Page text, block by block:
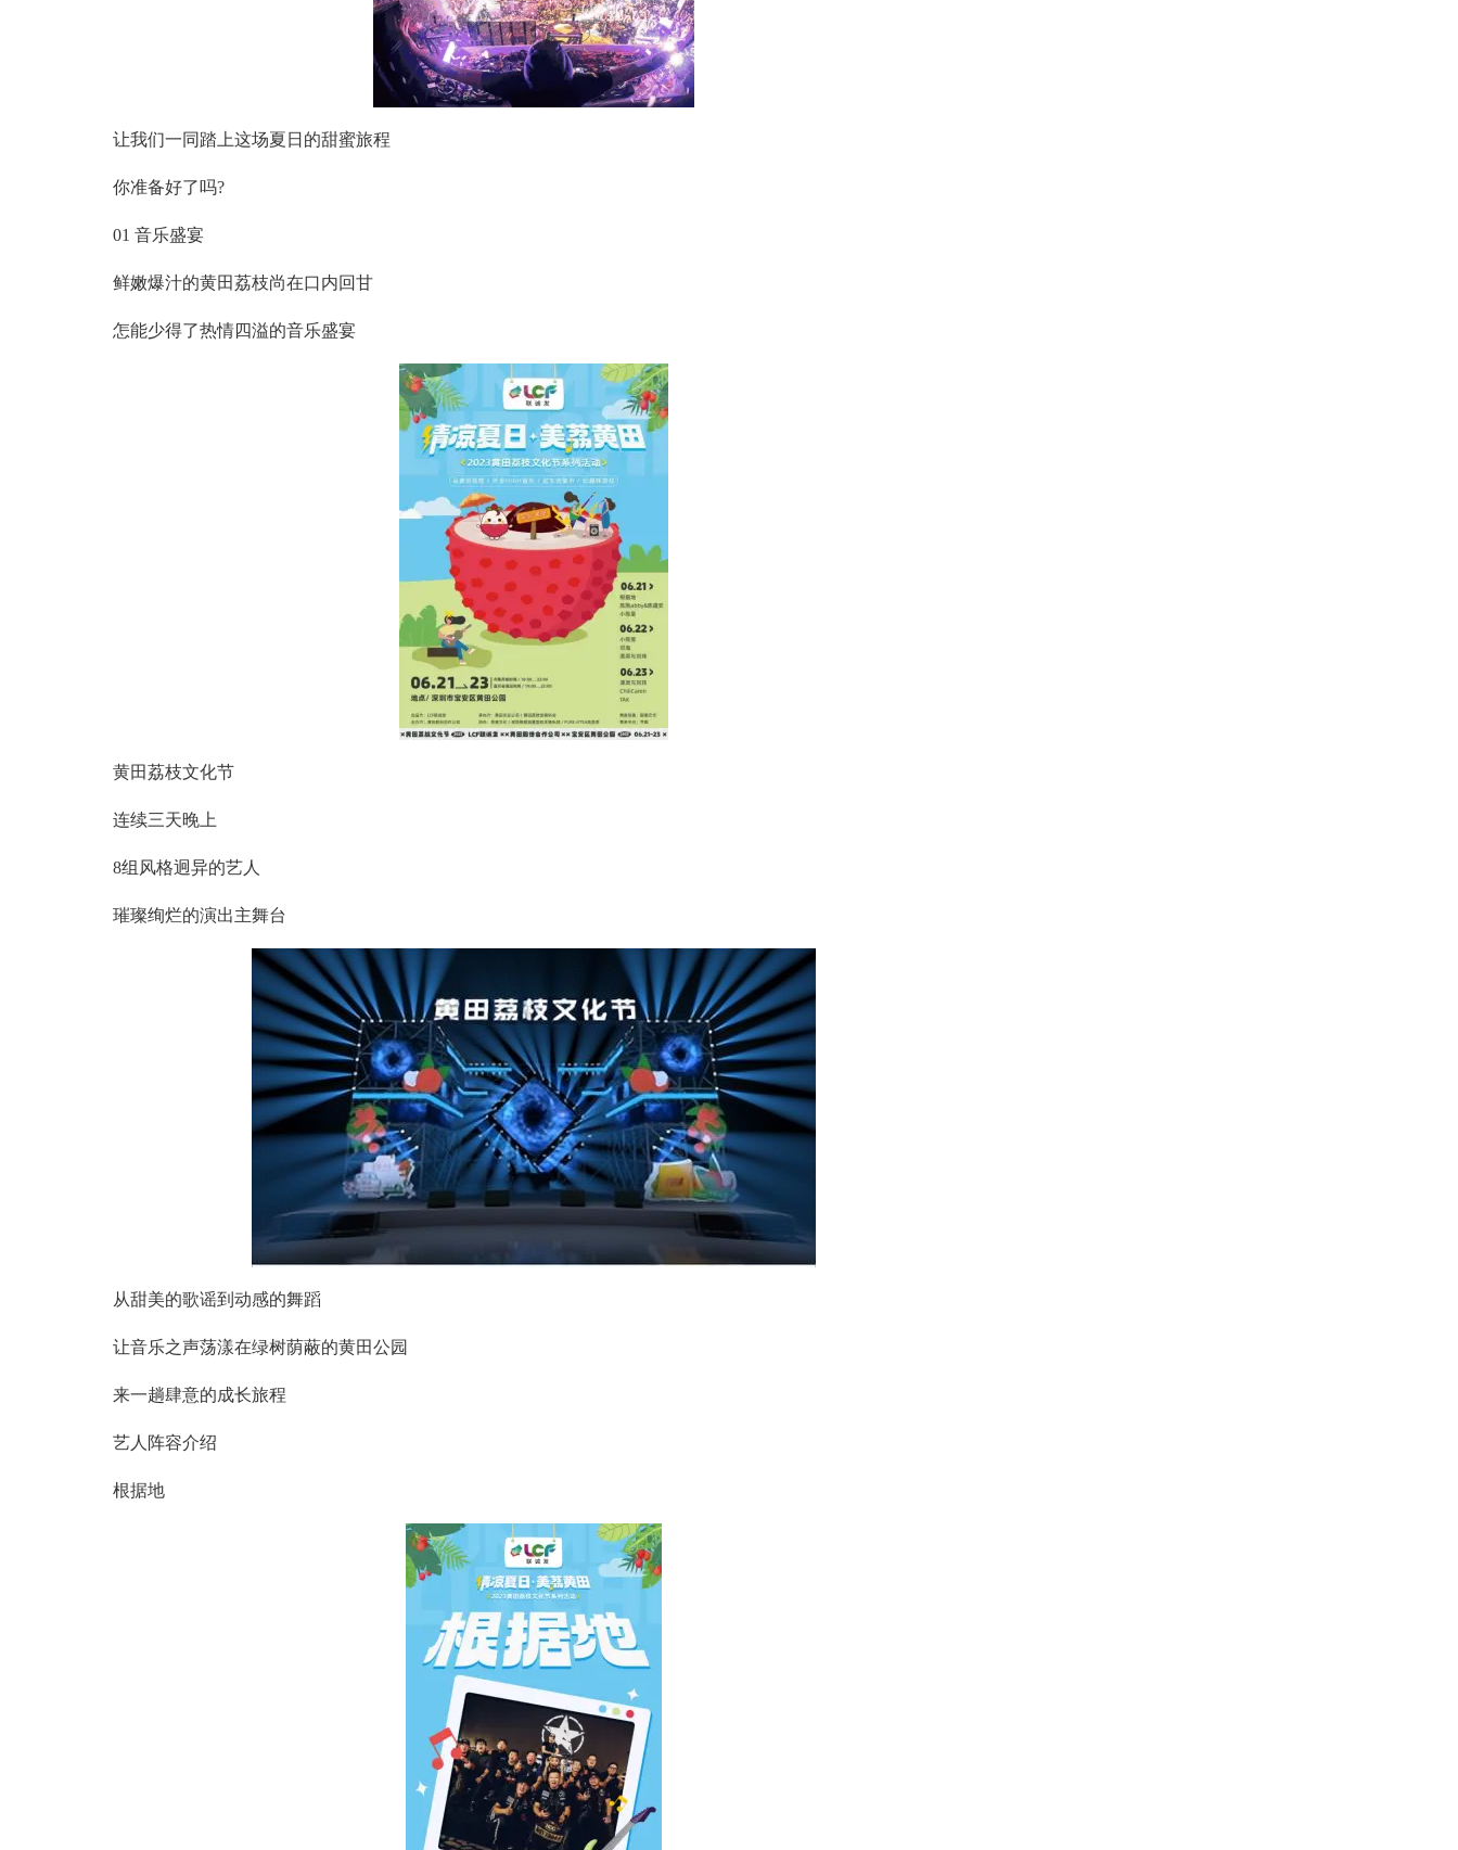
让我们一同踏上这场夏日的甜蜜旅程
你准备好了吗?
01 音乐盛宴
鲜嫩爆汁的黄田荔枝尚在口内回甘
怎能少得了热情四溢的音乐盛宴
黄田荔枝文化节
连续三天晚上
8组风格迥异的艺人
璀璨绚烂的演出主舞台
从甜美的歌谣到动感的舞蹈
让音乐之声荡漾在绿树荫蔽的黄田公园
来一趟肆意的成长旅程
艺人阵容介绍
根据地